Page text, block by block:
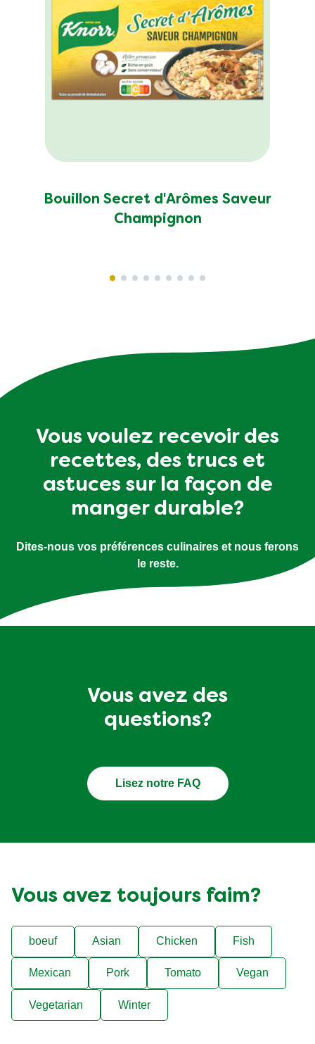
Bouillon Secret d'Arômes Saveur
Champignon
Vous voulez recevoir des
recettes, des trucs et
astuces sur la façon de
manger durable?
Dites-nous vos préférences culinaires et nous ferons
le reste.
Vous avez des
questions?
Lisez notre FAQ
Vous avez toujours faim?
boeuf Asian Chicken Fish
Mexican Pork Tomato Vegan
Vegetarian Winter